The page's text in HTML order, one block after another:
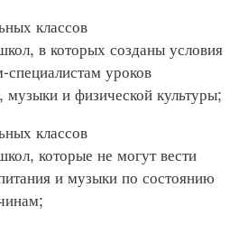
классов
в которых созданы условия
специалистам уроков
музыки и физической культуры;
классов
которые не могут вести
и музыки по состоянию